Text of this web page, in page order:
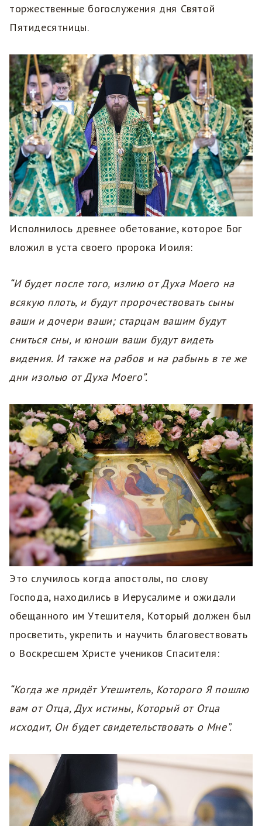
торжественные богослужения дня Святой
Пятидесятницы.
Исполнилось древнее обетование, которое Бог
вложил в уста своего пророка Иоиля:
“И будет после того, излию от Духа Моего на
всякую плоть, и будут пророчествовать сыны
ваши и дочери ваши; старцам вашим будут
сниться сны, и юноши ваши будут видеть
видения. И также на рабов и на рабынь в те же
дни изолью от Духа Моего”.
Это случилось когда апостолы, по слову
Господа, находились в Иерусалиме и ожидали
обещанного им Утешителя, Который должен был
просветить, укрепить и научить благовествовать
о Воскресшем Христе учеников Спасителя:
“Когда же придёт Утешитель, Которого Я пошлю
вам от Отца, Дух истины, Который от Отца
исходит, Он будет свидетельствовать о Мне”.